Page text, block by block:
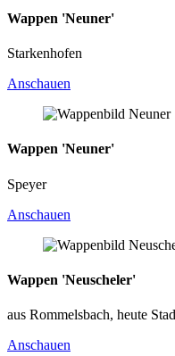
Wappen 'Neuner'
Starkenhofen
Anschauen
Wappen 'Neuner'
Speyer
Anschauen
Wappen 'Neuscheler'
aus Rommelsbach, heute
Anschauen